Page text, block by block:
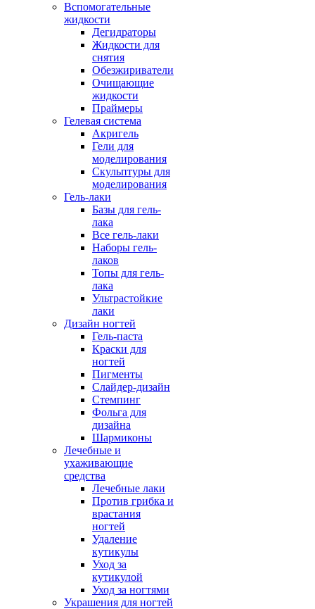
Вспомогательные
жидкости
Дегидраторы
Жидкости для
снятия
Обезжириватели
Очищающие
жидкости
Праймеры
Гелевая система
Акригель
Гели для
моделирования
Скульптуры для
моделирования
Гель-лаки
Базы для гель-
лака
Все гель-лаки
Наборы гель-
лаков
Топы для гель-
лака
Ультрастойкие
лаки
Дизайн ногтей
Гель-паста
Краски для
ногтей
Пигменты
Слайдер-дизайн
Стемпинг
Фольга для
дизайна
Шармиконы
Лечебные и
ухаживающие
средства
Лечебные лаки
Против грибка и
врастания
ногтей
Удаление
кутикулы
Уход за
кутикулой
Уход за ногтями
Украшения для ногтей